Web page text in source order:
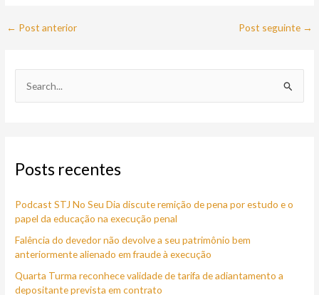
← Post anterior Post seguinte →
u
s
a
r
p
o
Posts recentes
Podcast STJ No Seu Dia discute remição de pena por estudo e o
papel da educação na execução penal
Falência do devedor não devolve a seu patrimônio bem
anteriormente alienado em fraude à execução
Quarta Turma reconhece validade de tarifa de adiantamento a
depositante prevista em contrato